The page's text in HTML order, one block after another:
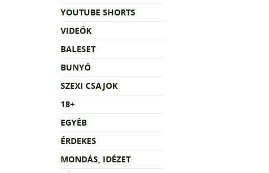
YOUTUBE SHORTS
VIDEÓK
BALESET
BUNYÓ
SZEXI CSAJOK
18+
EGYÉB
ÉRDEKES
MONDÁS, IDÉZET